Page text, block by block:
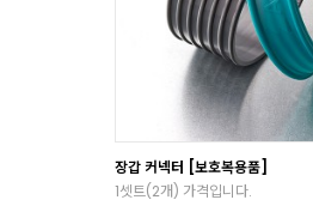
장갑 커넥터 [보호복용품]
1셋트(2개) 가격입니다.